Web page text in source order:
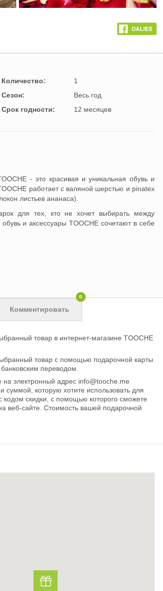
Количество:
1
Cезон:
Весь год
Cрок годности:
12 месяцев
- это красивая и уникальная обувь и
работает с валяной шерстью и pinatex
листьев ананаса).
для тех, кто не хочет выбирать между
и аксессуары TOOCHE сочетают в себе
Комментировать
0
товар в интернет-магазине TOOCHE
товар с помощью подарочной карты
переводом.
на электронный адрес info@tooche.me
которую хотите использовать для
кодом скидки, с помощью которого сможете
веб-сайте. Стоимость вашей подарочной